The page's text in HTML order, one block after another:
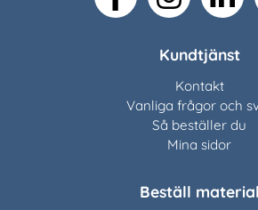
Kundtjänst
Kontakt
Vanliga frågor och
Så beställer du
Mina sidor
Beställ material